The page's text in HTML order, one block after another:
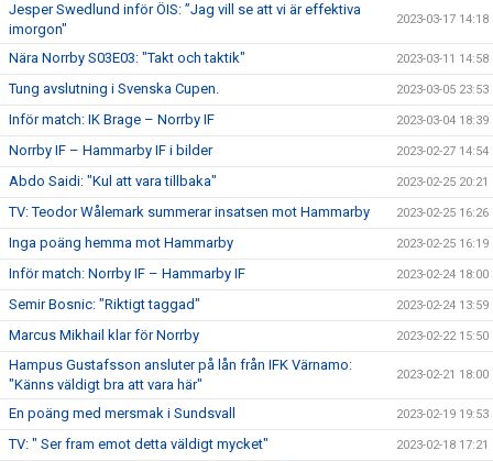
Jesper Swedlund inför ÖIS: ”Jag vill se att vi är effektiva
imorgon"
2023-03-17 14:18
Nära Norrby S03E03: "Takt och taktik" 2023-03-11 14:58
Tung avslutning i Svenska Cupen. 2023-03-05 23:53
Inför match: IK Brage – Norrby IF 2023-03-04 18:39
Norrby IF – Hammarby IF i bilder 2023-02-27 14:54
Abdo Saidi: "Kul att vara tillbaka" 2023-02-25 20:21
TV: Teodor Wålemark summerar insatsen mot Hammarby 2023-02-25 16:26
Inga poäng hemma mot Hammarby 2023-02-25 16:19
Inför match: Norrby IF – Hammarby IF 2023-02-24 18:00
Semir Bosnic: "Riktigt taggad" 2023-02-24 13:59
Marcus Mikhail klar för Norrby 2023-02-22 15:50
Hampus Gustafsson ansluter på lån från IFK Värnamo:
"Känns väldigt bra att vara här"
2023-02-21 18:00
En poäng med mersmak i Sundsvall 2023-02-19 19:53
TV: " Ser fram emot detta väldigt mycket" 2023-02-18 17:21